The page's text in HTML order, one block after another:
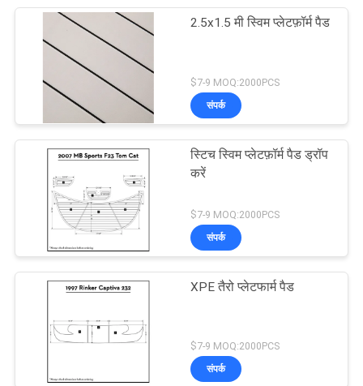
2.5x1.5 मी स्विम प्लेटफ़ॉर्म पैड
$7-9 MOQ:2000PCS
संपर्क
स्टिच स्विम प्लेटफ़ॉर्म पैड ड्रॉप
करें
$7-9 MOQ:2000PCS
संपर्क
XPE तैरो प्लेटफार्म पैड
$7-9 MOQ:2000PCS
संपर्क